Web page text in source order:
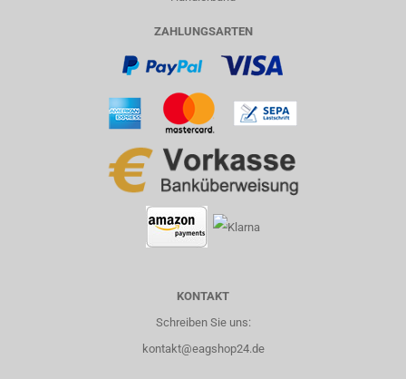
ZAHLUNGSARTEN
KONTAKT
Schreiben Sie uns:
kontakt@eagshop24.de